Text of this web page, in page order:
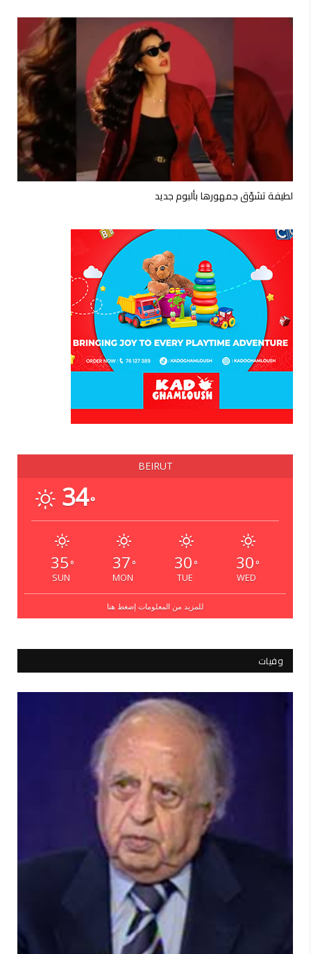
لطيفة تشوّق جمهورها بألبوم جديد
BEIRUT
34°
35 °
SUN
37 °
MON
30 °
TUE
30 °
WED
للمزيد من المعلومات إضغط هنا
وفيات